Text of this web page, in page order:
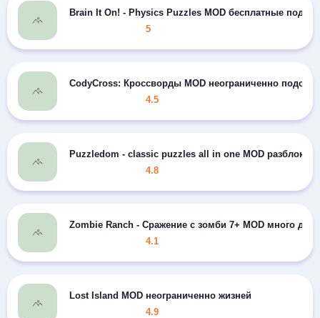
Brain It On! - Physics Puzzles MOD бесплатные
5
CodyCross: Кроссворды MOD неограниченно
4.5
Puzzledom - classic puzzles all in one MOD
4.8
Zombie Ranch - Сражение с зомби 7+ MOD много
4.1
Lost Island MOD неограниченно жизней
4.9